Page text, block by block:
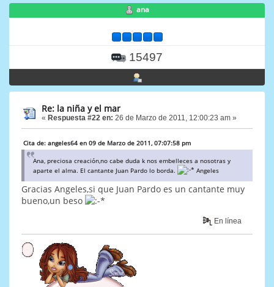
ana
15497
Re: la niña y el mar
« Respuesta #22 en: 26 de Marzo de 2011, 12:00:23 am »
Cita de: angeles64 en 09 de Marzo de 2011, 07:07:58 pm
Ana, preciosa creación,no cabe duda k nos embelleces a nosotras y
aparte el alma. El cantante Juan Pardo lo borda.
Angeles
Gracias Angeles,si que Juan Pardo es un cantante muy
bueno,un beso
En línea